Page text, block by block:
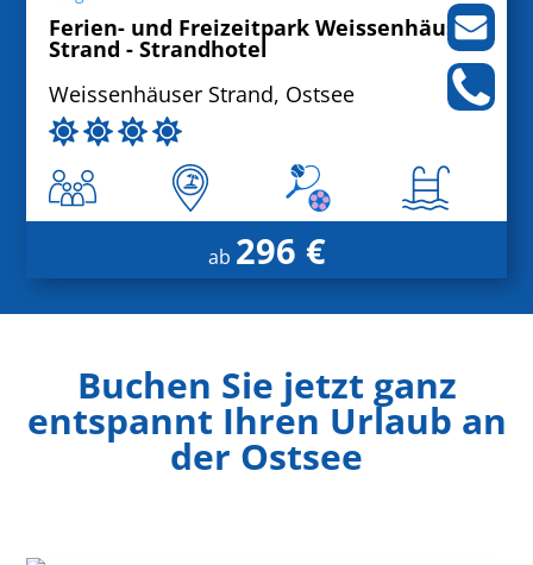
Ferien- und Freizeitpark Weissenhäuser
Strand - Strandhotel
Weissenhäuser Strand, Ostsee
ab 296 €
Buchen Sie jetzt ganz
entspannt Ihren Urlaub an
der Ostsee